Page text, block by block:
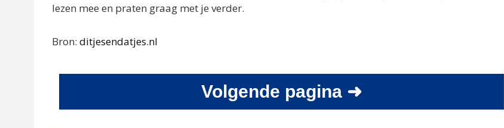
lezen mee en praten graag met je verder.
Bron: ditjesendatjes.nl
Volgende pagina ➜